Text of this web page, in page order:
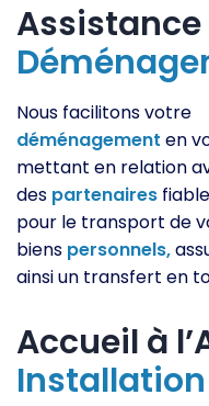
Nous facilitons votre
déménagement en
mettant en relation
des partenaires
pour le transport de
biens personnels,
ainsi un transfert en
Accueil à
Installation